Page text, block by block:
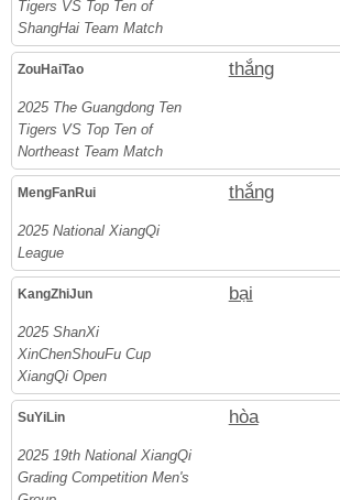
Tigers VS Top Ten of
ShangHai Team Match
ZouHaiTao thắng
2025 The Guangdong Ten
Tigers VS Top Ten of
Northeast Team Match
MengFanRui thắng
2025 National XiangQi
League
KangZhiJun bại
2025 ShanXi
XinChenShouFu Cup
XiangQi Open
SuYiLin hòa
2025 19th National XiangQi
Grading Competition Men's